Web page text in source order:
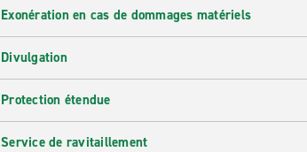
Exonération en cas de dommages matériels
Divulgation
Protection étendue
Service de ravitaillement